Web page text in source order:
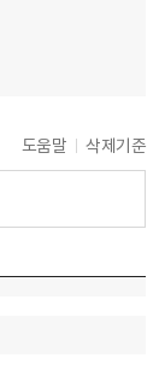
도움말 삭제기준